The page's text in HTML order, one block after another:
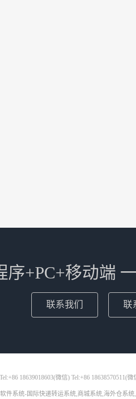
序+PC+移动端
联系我们 联
18639018603(微信) Tel:+86 18638570511(
件系统-国际快递转运系统,商城系统,海外仓系